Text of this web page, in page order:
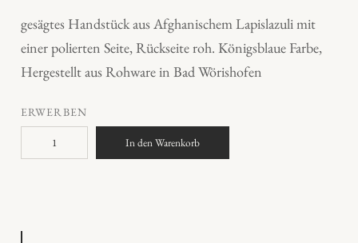
gesägtes Handstück aus Afghanischem Lapislazuli mit
einer polierten Seite, Rückseite roh. Königsblaue Farbe,
Hergestellt aus Rohware in Bad Wörishofen
ERWERBEN
a
In den Warenkorb